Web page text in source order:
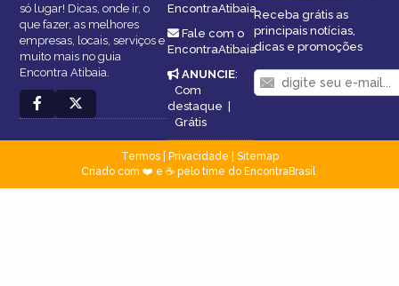
só lugar! Dicas, onde ir, o
que fazer, as melhores
empresas, locais, serviços e
muito mais no guia
Encontra Atibaia.
EncontraAtibaia
Fale com o
EncontraAtibaia
ANUNCIE:
Com
destaque |
Grátis
Receba grátis as
principais notícias,
dicas e promoções
Termos| Privacidade
Sitemap
Criado com ❤️ e ☕ pelo time do EncontraBrasil